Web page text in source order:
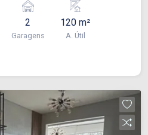
cozinha
ampla e sala de TV,
e funcionais, ideais
2
Garagens
120 m²
A. Útil